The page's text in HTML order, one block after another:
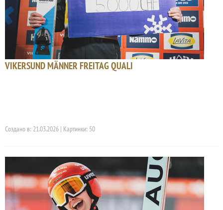
VIKERSUND MÄNNER FREITAG QUALI
Создано в: 21.03.2026 | Картинки: 50